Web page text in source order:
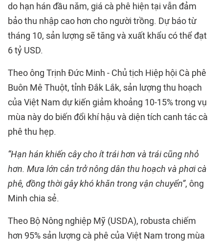
do hạn hán đầu năm, giá cà phê hiện tại vẫn đảm
bảo thu nhập cao hơn cho người trồng. Dự báo từ
tháng 10, sản lượng sẽ tăng và xuất khẩu có thể đạt
6 tỷ USD.
Theo ông Trịnh Đức Minh - Chủ tịch Hiệp hội Cà phê
Buôn Mê Thuột, tỉnh Đắk Lắk, sản lượng thu hoạch
của Việt Nam dự kiến giảm khoảng 10-15% trong vụ
mùa này do biến đổi khí hậu và diện tích canh tác cà
phê thu hẹp.
“Hạn hán khiến cây cho ít trái hơn và trái cũng nhỏ
hơn. Mưa lớn cản trở nông dân thu hoạch và phơi cà
phê, đồng thời gây khó khăn trong vận chuyển”, ông
Minh chia sẻ.
Theo Bộ Nông nghiệp Mỹ (USDA), robusta chiếm
hơn 95% sản lượng cà phê của Việt Nam trong mùa